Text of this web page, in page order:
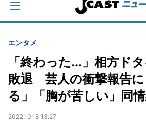
エンタメ
「終わった...」相方ド
敗退 芸人の衝撃報告に
る」「胸が苦しい」同
2022.10.18 13:27